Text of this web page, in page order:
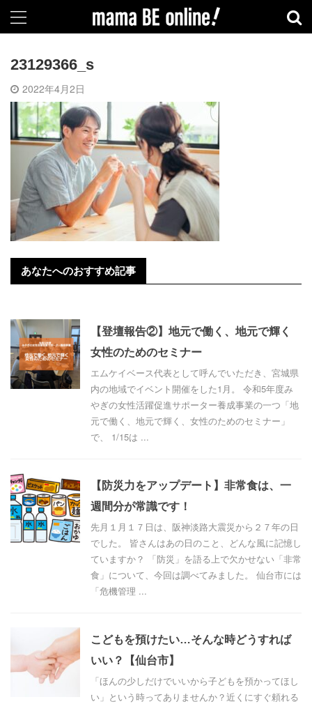
23129366_s
2022年4月2日
あなたへのおすすめ記事
【登壇報告②】地元で働く、地元で輝く
女性のためのセミナー
エムケイベース代表として呼んでいただき、宮城県
内の地域でイベント開催をした1月。 令和5年度み
やぎの女性活躍促進サポーター養成事業の一つ「地
元で働く、地元で輝く、女性のためのセミナー」
で、 1/15は ...
【防災力をアップデート】非常食は、一
週間分が常識です！
先月１月１７日は、阪神淡路大震災から２７年の日
でした。 皆さんはあの日のこと、どんな風に記憶し
ていますか？ 「防災」を語る上で欠かせない「非常
食」について、今回は調べてみました。 仙台市には
「危機管理 ...
こどもを預けたい…そんな時どうすれば
いい？【仙台市】
「ほんの少しだけでいいから子どもを預かってほし
い」という時ってありませんか？近くにすぐ頼れる